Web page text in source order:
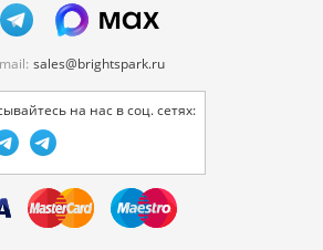
sales@brightspark.ru
на нас в соц. сетях: